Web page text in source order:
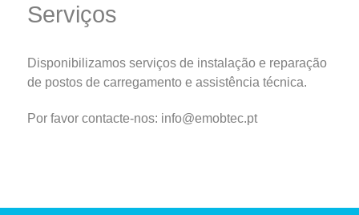
Serviços
Disponibilizamos serviços de instalação e reparação
de postos de carregamento e assistência técnica.
Por favor contacte-nos: info@emobtec.pt